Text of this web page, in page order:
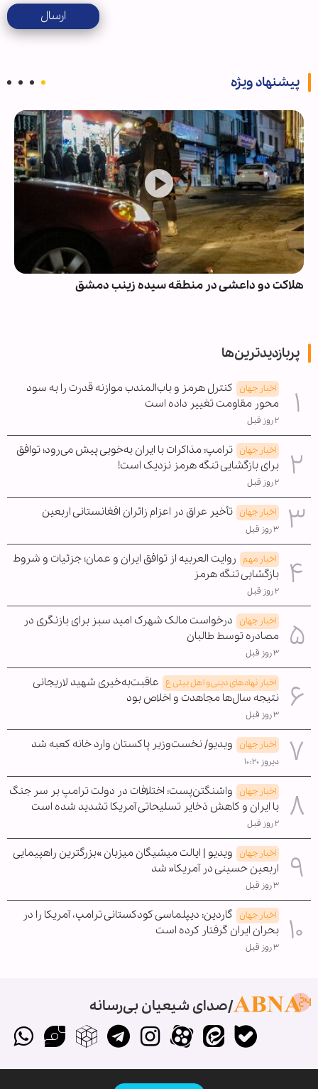
ارسال
پیشنهاد ویژه
هلاکت دو داعشی در منطقه سیده زینب دمشق
پربازدیدترین‌ها
اخبار جهان کنترل هرمز و باب‌المندب موازنه قدرت را به سود
محور مقاومت تغییر داده است
۲ روز قبل
اخبار جهان ترامپ: مذاکرات با ایران به‌خوبی پیش می‌رود؛ توافق
برای بازگشایی تنگه هرمز نزدیک است!
۲ روز قبل
اخبار جهان تأخیر عراق در اعزام زائران افغانستانی اربعین
۳ روز قبل
اخبار مهم روایت العربیه از توافق ایران و عمان؛ جزئیات و شروط
بازگشایی تنگه هرمز
۲ روز قبل
اخبار جهان درخواست مالک شهرک امید سبز برای بازنگری در
مصادره توسط طالبان
۳ روز قبل
اخبار نهادهای دینی و اهل بیتی ع عاقبت‌به‌خیری شهید لاریجانی
نتیجه سال‌ها مجاهدت و اخلاص بود
۳ روز قبل
اخبار جهان ویدیو/ نخست‌وزیر پاکستان وارد خانه کعبه شد
دیروز ۱۰:۲۰
اخبار جهان واشنگتن‌پست: اختلافات در دولت ترامپ بر سر جنگ
با ایران و کاهش ذخایر تسلیحاتی آمریکا تشدید شده است
۲ روز قبل
اخبار جهان ویدیو | ایالت میشیگان میزبان »بزرگترین راهپیمایی
اربعین حسینی در آمریکا« شد
۳ روز قبل
اخبار جهان گاردین: دیپلماسی کودکستانی ترامپ، آمریکا را در
بحران ایران گرفتار کرده است
۳ روز قبل
صدای شیعیان بی‌رسانه